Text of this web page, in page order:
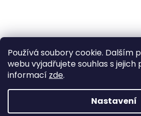
Používá soubory cookie. Dalším
webu vyjadřujete souhlas s jejich
informací zde.
Nastavení
Vytvořil